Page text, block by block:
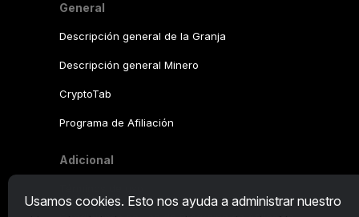
Usamos cookies. Esto nos ayuda a administrar nuestro
General
Descripción general de la Granja
Descripción general Minero
CryptoTab
Programa de Afiliación
Adicional